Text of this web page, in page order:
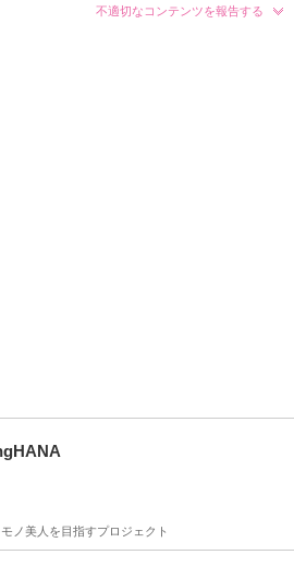
不適切なコンテンツを報告する
ノ美人を目指すプロジェクト